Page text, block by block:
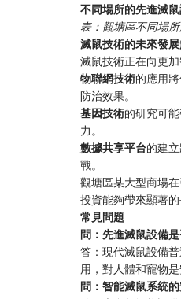
不同場所的先進滅
表：觀塘區不同場
滅鼠技術的未來發
滅鼠技術正在向更
物聯網技術的應用
防治效果。
基因技術的研究可
力。
數據共享平台的建
戰。
觀塘區某大型商場
投資能夠帶來顯著的
常見問題
問：先進滅鼠設備
答：現代滅鼠設備
用，對人體和寵物是
問：智能滅鼠系統